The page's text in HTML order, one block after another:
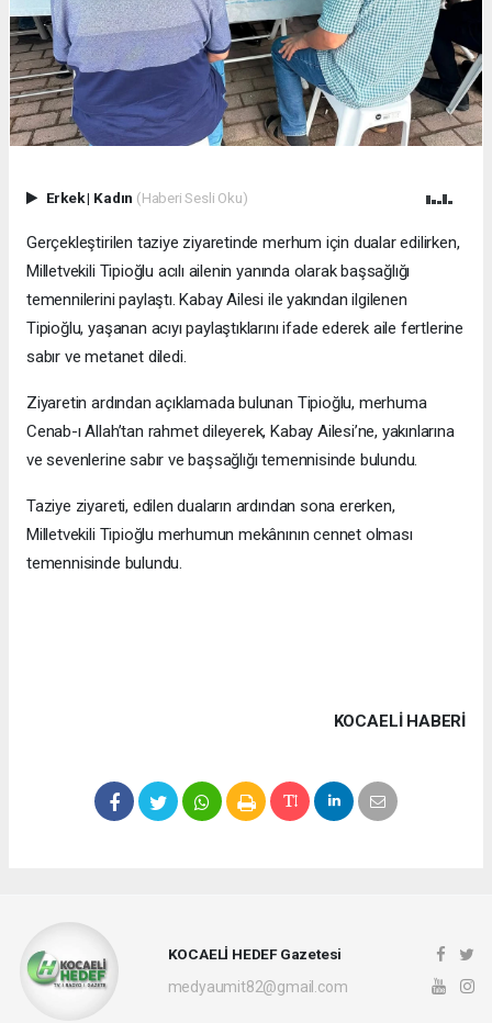
Erkek| Kadın (Haberi Sesli Oku)
Gerçekleştirilen taziye ziyaretinde merhum için dualar edilirken,
Milletvekili Tipioğlu acılı ailenin yanında olarak başsağlığı
temennilerini paylaştı. Kabay Ailesi ile yakından ilgilenen
Tipioğlu, yaşanan acıyı paylaştıklarını ifade ederek aile fertlerine
sabır ve metanet diledi.
Ziyaretin ardından açıklamada bulunan Tipioğlu, merhuma
Cenab-ı Allah’tan rahmet dileyerek, Kabay Ailesi’ne, yakınlarına
ve sevenlerine sabır ve başsağlığı temennisinde bulundu.
Taziye ziyareti, edilen duaların ardından sona ererken,
Milletvekili Tipioğlu merhumun mekânının cennet olması
temennisinde bulundu.
KOCAELI HABERİ
KOCAELİ HEDEF Gazetesi
medyaumit82@gmail.com